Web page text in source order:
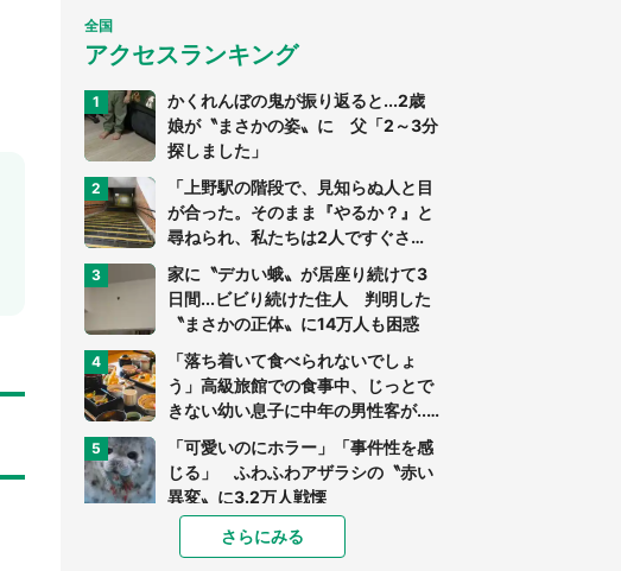
全国
アクセスランキング
かくれんぼの鬼が振り返ると...2歳
娘が〝まさかの姿〟に 父「2～3分
探しました」
「上野駅の階段で、見知らぬ人と目
が合った。そのまま『やるか？』と
尋ねられ、私たちは2人ですぐさ
ま...」（茨城県・70代男性）
家に〝デカい蛾〟が居座り続けて3
日間...ビビり続けた住人 判明した
〝まさかの正体〟に14万人も困惑
「落ち着いて食べられないでしょ
う」高級旅館での食事中、じっとで
きない幼い息子に中年の男性客が...
（東京都・40代男性）
「可愛いのにホラー」「事件性を感
じる」 ふわふわアザラシの〝赤い
異変〟に3.2万人戦慄
「孫にあげると思って、あなたにこ
れをあげる」 真夏の山道で見知ら
さらにみる